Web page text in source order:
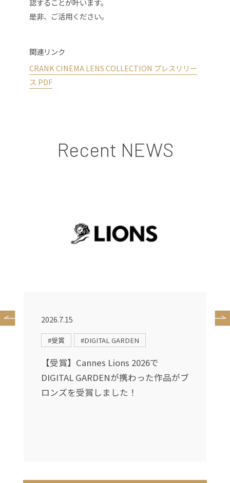
認することが叶います。
是非、ご活用ください。
関連リンク
CRANK CINEMA LENS COLLECTION プレスリリー
ス PDF
Recent NEWS
2026.7.15
#受賞 #DIGITAL GARDEN
【受賞】Cannes Lions 2026で
DIGITAL GARDENが携わった作品がブ
ロンズを受賞しました！